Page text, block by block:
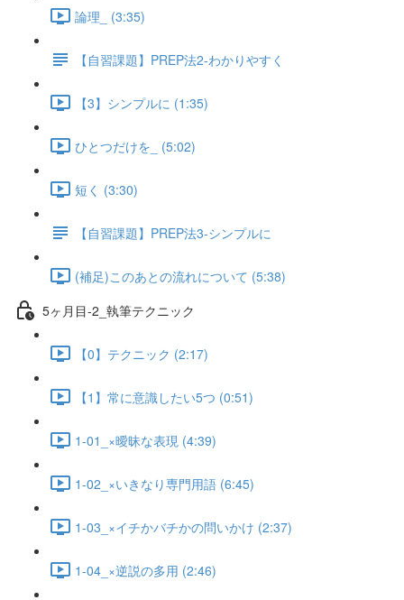
論理_ (3:35)
【自習課題】PREP法2-わかりやすく
【3】シンプルに (1:35)
ひとつだけを_ (5:02)
短く (3:30)
【自習課題】PREP法3-シンプルに
(補足)このあとの流れについて (5:38)
5ヶ月目-2_執筆テクニック
【0】テクニック (2:17)
【1】常に意識したい5つ (0:51)
1-01_×曖昧な表現 (4:39)
1-02_×いきなり専門用語 (6:45)
1-03_×イチかバチかの問いかけ (2:37)
1-04_×逆説の多用 (2:46)